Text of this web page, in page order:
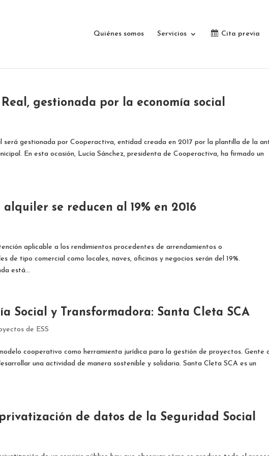
Quiénes somos Servicios Cita previa
gestionada por la economía social
será gestionada por Cooperactiva, entidad creada en 2017 por la plantilla de la
En esta ocasión, Lucía Sánchez, presidenta de Cooperactiva, ha firmado un
se reducen al 19% en 2016
aplicable a los rendimientos procedentes de arrendamientos o
de tipo comercial como locales, naves, oficinas y negocios serán del 19%.
está...
Social y Transformadora: Santa Cleta SCA
de ESS
cooperativo como herramienta jurídica para la gestión de proyectos. Gente
una actividad de manera sostenible y solidaria. Santa Cleta SCA es un
de datos de la Seguridad Social